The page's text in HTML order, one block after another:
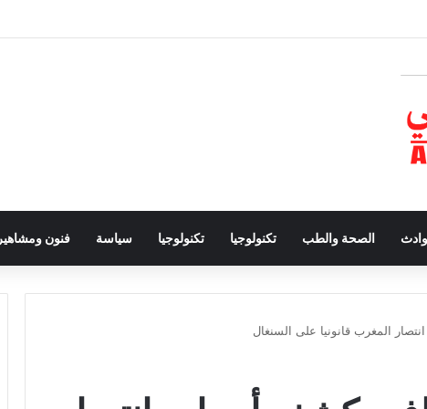
الصحة والطب تكنولوجيا تكنولوجيا سياسة فنون ومشاهير
المغرب قانونيا على السنغال